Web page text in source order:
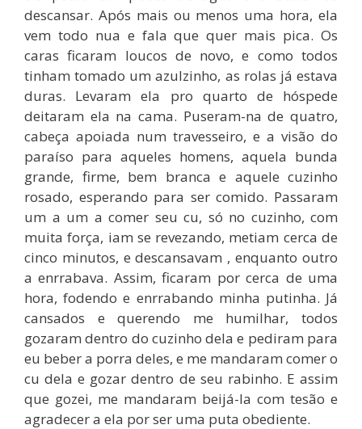
descansar. Após mais ou menos uma hora, ela
vem todo nua e fala que quer mais pica. Os
caras ficaram loucos de novo, e como todos
tinham tomado um azulzinho, as rolas já estava
duras. Levaram ela pro quarto de hóspede
deitaram ela na cama. Puseram-na de quatro,
cabeça apoiada num travesseiro, e a visão do
paraíso para aqueles homens, aquela bunda
grande, firme, bem branca e aquele cuzinho
rosado, esperando para ser comido. Passaram
um a um a comer seu cu, só no cuzinho, com
muita força, iam se revezando, metiam cerca de
cinco minutos, e descansavam , enquanto outro
a enrrabava. Assim, ficaram por cerca de uma
hora, fodendo e enrrabando minha putinha. Já
cansados e querendo me humilhar, todos
gozaram dentro do cuzinho dela e pediram para
eu beber a porra deles, e me mandaram comer o
cu dela e gozar dentro de seu rabinho. E assim
que gozei, me mandaram beijá-la com tesão e
agradecer a ela por ser uma puta obediente.